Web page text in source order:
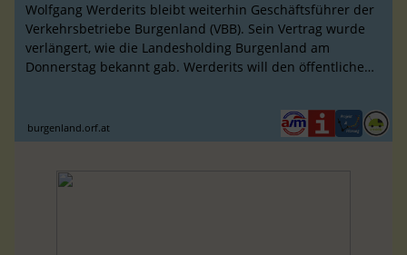
Wolfgang Werderits bleibt weiterhin Geschäftsführer der
Verkehrsbetriebe Burgenland (VBB). Sein Vertrag wurde
verlängert, wie die Landesholding Burgenland am
Donnerstag bekannt gab. Werderits will den öffentlichen
burgenland.orf.at